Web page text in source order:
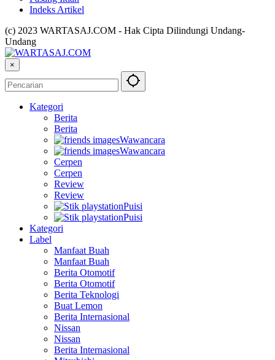
Indeks Artikel
(c) 2023 WARTASAJ.COM - Hak Cipta Dilindungi Undang-
Undang
×
Kategori
Berita
Berita
Wawancara
Wawancara
Cerpen
Cerpen
Review
Review
Puisi
Puisi
Kategori
Label
Manfaat Buah
Manfaat Buah
Berita Otomotif
Berita Otomotif
Berita Teknologi
Buat Lemon
Berita Internasional
Nissan
Nissan
Berita Internasional